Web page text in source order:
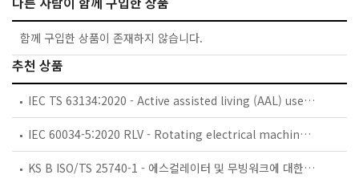
함께 구입한 상품이 존재하지 않습니다.
추천 상품
IEC TS 63134:2020 - Active assisted living (AAL) use cases
IEC 60034-5:2020 RLV - Rotating electrical machines - Part 5: Degrees of protection provided by the integral design of rotating electrical machines (IP code) - Classification
KS B ISO/TS 25740-1 - 에스컬레이터 및 무빙워크에 대한 안전요건 — 제1부: 세계공통 필수 안전요건(GESRs)